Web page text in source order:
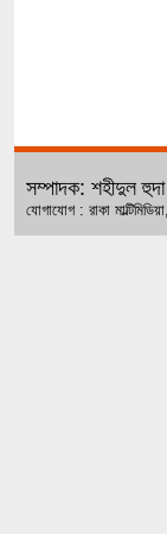
সম্পাদক: শহীদুল
যোগাযোগ : রাকা